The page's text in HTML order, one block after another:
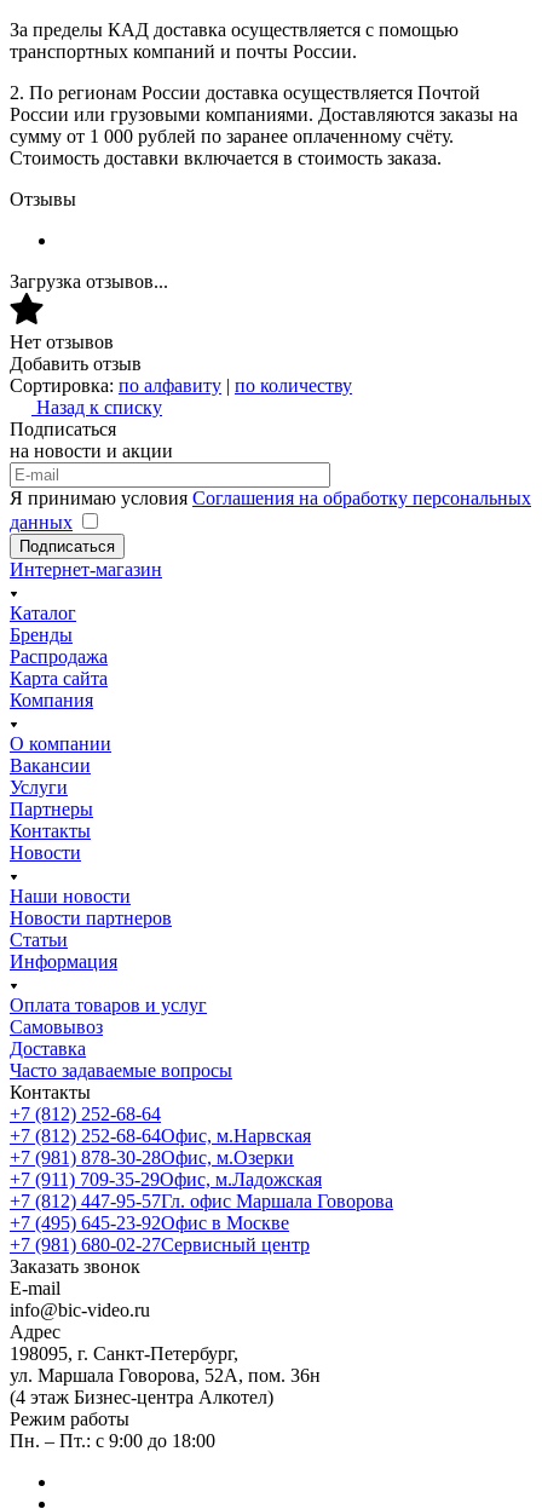
За пределы КАД доставка осуществляется с помощью
транспортных компаний и почты России.
2. По регионам России доставка осуществляется Почтой
России или грузовыми компаниями. Доставляются заказы на
сумму от 1 000 рублей по заранее оплаченному счёту.
Стоимость доставки включается в стоимость заказа.
Отзывы
Загрузка отзывов...
Нет отзывов
Добавить отзыв
Сортировка: по алфавиту | по количеству
Назад к списку
Подписаться
на новости и акции
Я принимаю условия Соглашения на обработку персональных
данных
Подписаться
Интернет-магазин
Каталог
Бренды
Распродажа
Карта сайта
Компания
О компании
Вакансии
Услуги
Партнеры
Контакты
Новости
Наши новости
Новости партнеров
Статьи
Информация
Оплата товаров и услуг
Самовывоз
Доставка
Часто задаваемые вопросы
Контакты
+7 (812) 252-68-64
+7 (812) 252-68-64Офис, м.Нарвская
+7 (981) 878-30-28Офис, м.Озерки
+7 (911) 709-35-29Офис, м.Ладожская
+7 (812) 447-95-57Гл. офис Маршала Говорова
+7 (495) 645-23-92Офис в Москве
+7 (981) 680-02-27Сервисный центр
Заказать звонок
E-mail
info@bic-video.ru
Адрес
198095, г. Санкт-Петербург,
ул. Маршала Говорова, 52А, пом. 36н
(4 этаж Бизнес-центра Алкотел)
Режим работы
Пн. – Пт.: с 9:00 до 18:00